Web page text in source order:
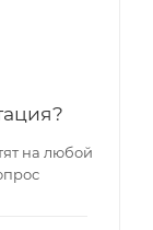
на любой